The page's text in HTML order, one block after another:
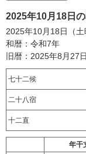
2025年10月18日
2025年10月18日（土
和暦：令和7年
旧暦：2025年8月
七十二候
二十八宿
十二直
年干